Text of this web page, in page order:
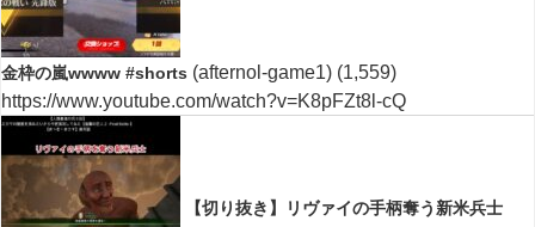
金枠の嵐wwww #shorts (afternol-game1) (1,559)
https://www.youtube.com/watch?v=K8pFZt8l-cQ
【切り抜き】リヴァイの手柄奪う新米兵士